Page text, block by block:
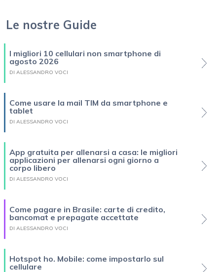
Le nostre Guide
I migliori 10 cellulari non smartphone di
agosto 2026
DI ALESSANDRO VOCI
Come usare la mail TIM da smartphone e
tablet
DI ALESSANDRO VOCI
App gratuita per allenarsi a casa: le migliori
applicazioni per allenarsi ogni giorno a
corpo libero
DI ALESSANDRO VOCI
Come pagare in Brasile: carte di credito,
bancomat e prepagate accettate
DI ALESSANDRO VOCI
Hotspot ho. Mobile: come impostarlo sul
cellulare